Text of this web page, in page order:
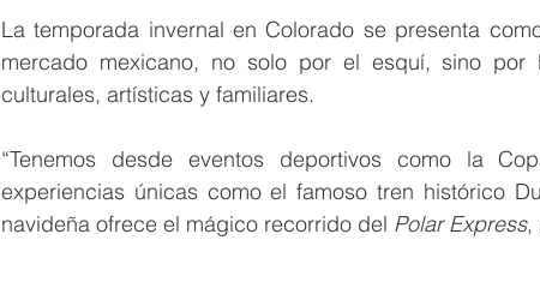
La temporada invernal en Colorado se presenta
mercado mexicano, no solo por el esquí, sino
culturales, artísticas y familiares.
“Tenemos desde eventos deportivos como la
experiencias únicas como el famoso tren histórico
navideña ofrece el mágico recorrido del Polar Express,